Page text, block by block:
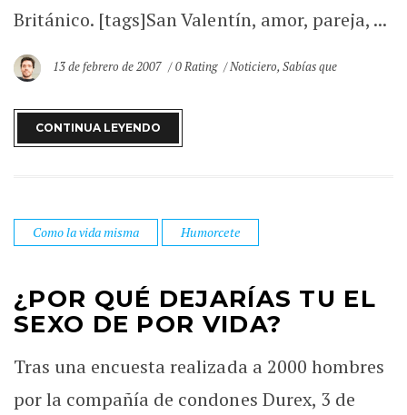
Británico. [tags]San Valentín, amor, pareja, ...
13 de febrero de 2007 0 Rating Noticiero,Sabías que
CONTINUA LEYENDO
Como la vida misma Humorcete
¿POR QUÉ DEJARÍAS TU EL
SEXO DE POR VIDA?
Tras una encuesta realizada a 2000 hombres
por la compañía de condones Durex, 3 de